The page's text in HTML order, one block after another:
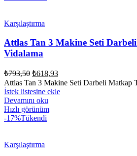
Karşılaştırma
Attlas Tan 3 Makine Seti
Vidalama
₺793,50 Orijinal
fiyat:
₺793,50.
₺618,93
andaki
fiyat:
Attlas Tan 3 Makine Seti Darbeli Matkap
İstek listesine ekle
Devamını oku
Hızlı görünüm
-17%Tükendi
Karşılaştırma